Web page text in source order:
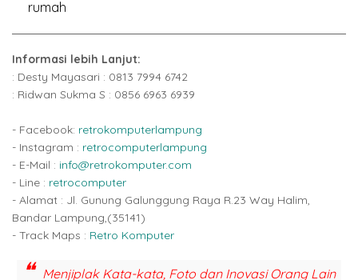
rumah
Informasi lebih Lanjut:
: Desty Mayasari : 0813 7994 6742
: Ridwan Sukma S : 0856 6963 6939
- Facebook: retrokomputerlampung
- Instagram : retrocomputerlampung
- E-Mail : info@retrokomputer.com
- Line : retrocomputer
- Alamat : Jl. Gunung Galunggung Raya R.23 Way Halim,
Bandar Lampung,(35141)
- Track Maps : Retro Komputer
Menjiplak Kata-kata, Foto dan Inovasi Orang Lain